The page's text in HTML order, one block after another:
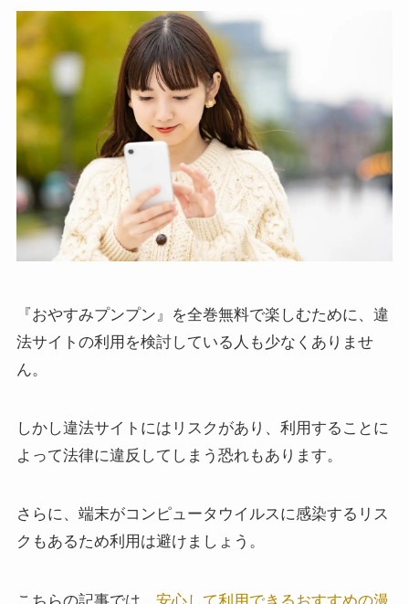
『おやすみプンプン』を全巻無料で楽しむために、違
法サイトの利用を検討している人も少なくありませ
ん。
しかし違法サイトにはリスクがあり、利用することに
よって法律に違反してしまう恐れもあります。
さらに、端末がコンピュータウイルスに感染するリス
クもあるため利用は避けましょう。
こちらの記事では、 安心して利用できるおすすめの漫